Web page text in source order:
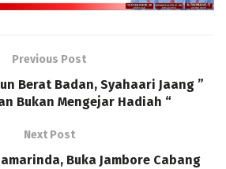
Previous Post
Berat Badan, Syahaari Jaang ”
Bukan Mengejar Hadiah “
Next Post
Buka Jambore Cabang